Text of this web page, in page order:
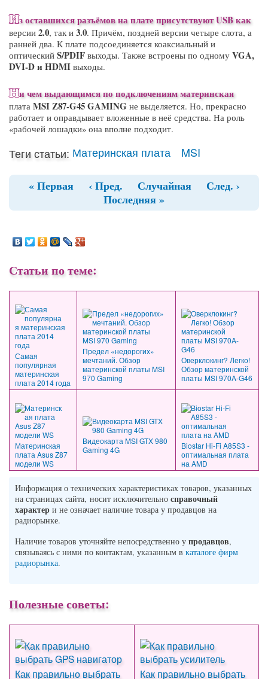
Из оставшихся разъёмов на плате присутствуютUSBкак
версии 2.0, так и 3.0. Причём, поздней версии четыре слота, а
ранней два. К плате подсоединяется коаксиальный и
оптический S/PDIF выходы. Также встроены по одному VGA,
DVI-D и HDMI выходы.
Ни чем выдающимся по подключениям материнская
плата MSI Z87-G45 GAMING не выделяется. Но, прекрасно
работает и оправдывает вложенные в неё средства. На роль
«рабочей лошадки» она вполне подходит.
Теги статьи: Материнская плата MSI
« Первая ‹ Пред. Случайная
След. ›
Последняя »
Статьи по теме:
Самая
популярная
материнская
плата 2014 года
Предел «недорогих»
мечтаний. Обзор
материнской платы MSI
970 Gaming
Оверклокинг? Легко!
Обзор материнской
платы MSI 970A-G46
Материнская
плата Asus Z87
модели WS
Видеокарта MSI GTX 980
Gaming 4G
Biostar Hi-Fi A85S3 -
оптимальная плата
на AMD
Информация о технических характеристиках товаров, указанных
на страницах сайта, носит исключительно справочный
характер и не означает наличие товара у продавцов на
радиорынке.
Наличие товаров уточняйте непосредственно у продавцов,
связываясь с ними по контактам, указанным в каталоге фирм
радиорынка.
Полезные советы:
Как правильно выбрать Как правильно выбрать